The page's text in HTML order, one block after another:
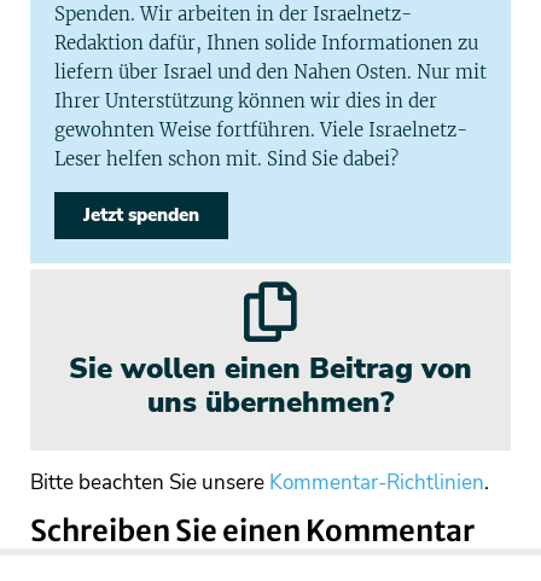
Spenden. Wir arbeiten in der Israelnetz-
Redaktion dafür, Ihnen solide Informationen zu
liefern über Israel und den Nahen Osten. Nur mit
Ihrer Unterstützung können wir dies in der
gewohnten Weise fortführen. Viele Israelnetz-
Leser helfen schon mit. Sind Sie dabei?
Jetzt spenden
Sie wollen einen Beitrag von
uns übernehmen?
Bitte beachten Sie unsere Kommentar-Richtlinien.
Schreiben Sie einen Kommentar